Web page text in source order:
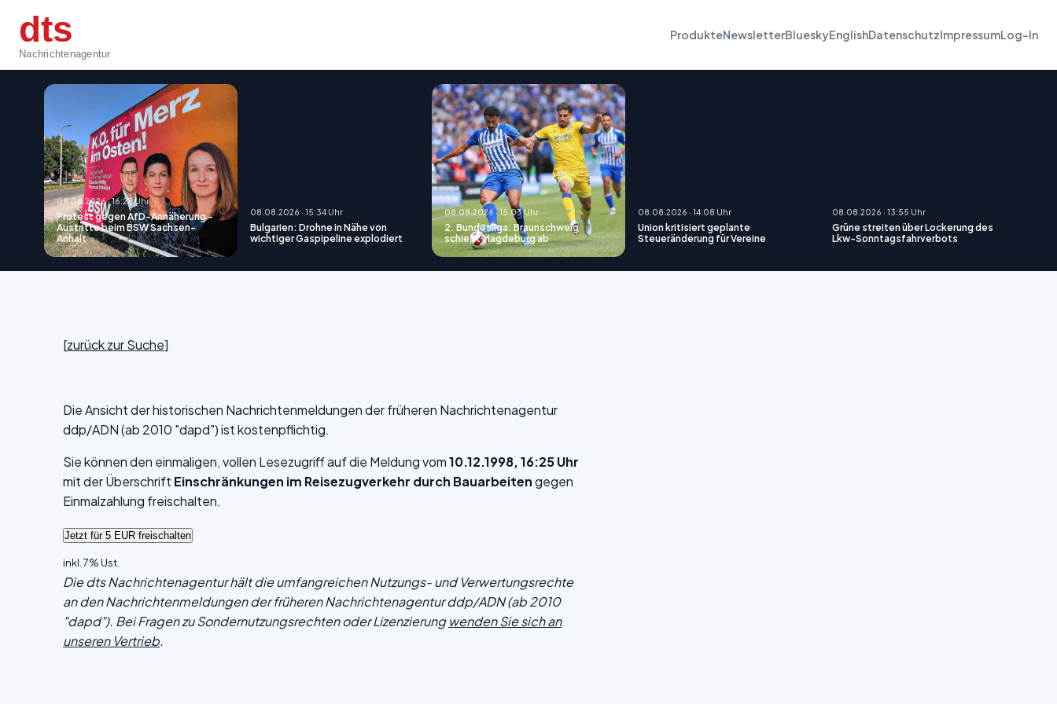
dts
Nachrichtenagentur
ProdukteNewsletterBlueskyEnglishDatenschutzImpressumLog-In
08.08.2026 · 16:28 Uhr
Protest gegen AfD-Annäherung -
Austritte beim BSW Sachsen-
Anhalt
08.08.2026 · 15:34 Uhr
Bulgarien: Drohne in Nähe von
wichtiger Gaspipeline explodiert
08.08.2026 · 15:03 Uhr
2. Bundesliga: Braunschweig
schießt Magdeburg ab
08.08.2026 · 14:08 Uhr
Union kritisiert geplante
Steueränderung für Vereine
08.08.2026 · 13:55 Uhr
Grüne streiten über Lockerung des
Lkw-Sonntagsfahrverbots
[zurück zur Suche]
Die Ansicht der historischen Nachrichtenmeldungen der früheren Nachrichtenagentur
ddp/ADN (ab 2010 "dapd") ist kostenpflichtig.
Sie können den einmaligen, vollen Lesezugriff auf die Meldung vom10.12.1998, 16:25 Uhr
mit der Überschrift Einschränkungen im Reisezugverkehr durch Bauarbeitengegen
Einmalzahlung freischalten.
inkl. 7% Ust.
Die dts Nachrichtenagentur hält die umfangreichen Nutzungs- und Verwertungsrechte
an den Nachrichtenmeldungen der früheren Nachrichtenagentur ddp/ADN (ab 2010
"dapd"). Bei Fragen zu Sondernutzungsrechten oder Lizenzierungwenden Sie sich an
unseren Vertrieb.